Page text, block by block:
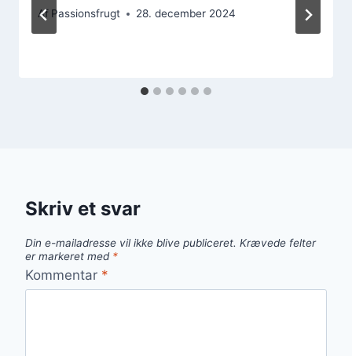
Af Passionsfrugt 28. december 2024
Skriv et svar
Din e-mailadresse vil ikke blive publiceret. Krævede felter
er markeret med *
Kommentar *